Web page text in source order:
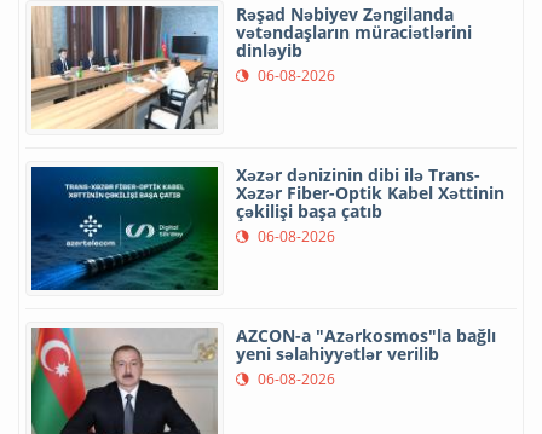
Rəşad Nəbiyev Zəngilanda
vətəndaşların müraciətlərini
dinləyib
06-08-2026
Xəzər dənizinin dibi ilə Trans-
Xəzər Fiber-Optik Kabel Xəttinin
çəkilişi başa çatıb
06-08-2026
AZCON-a "Azərkosmos"la bağlı
yeni səlahiyyətlər verilib
06-08-2026